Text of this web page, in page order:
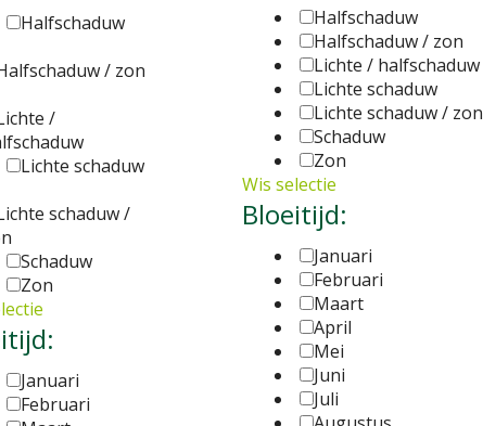
Halfschaduw
Halfschaduw / zon
Lichte / halfschaduw
Lichte schaduw
Lichte schaduw / zon
Schaduw
Zon
Wis selectie
Bloeitijd:
Januari
Februari
Maart
April
Mei
Juni
Juli
Halfschaduw
/ zon
/
Lichte schaduw
schaduw /
Schaduw
Zon
Januari
Februari